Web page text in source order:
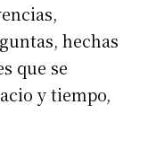
hechas
que se
y tiempo,